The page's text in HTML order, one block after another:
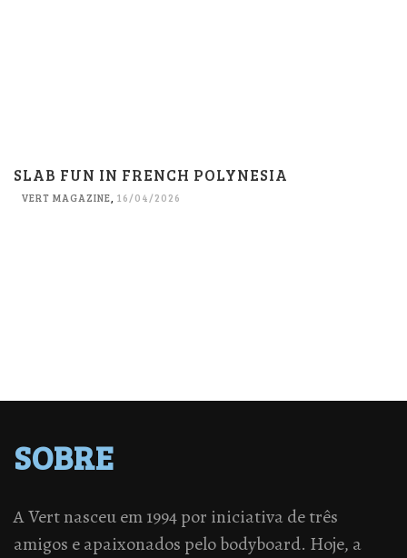
SLAB FUN IN FRENCH POLYNESIA
VERT MAGAZINE, 16/04/2026
SOBRE
A Vert nasceu em 1994 por iniciativa de três
amigos e apaixonados pelo bodyboard. Hoje, a